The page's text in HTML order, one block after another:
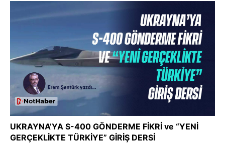
UKRAYNA’YA S-400 GÖNDERME FİKRİ ve “YENİ
GERÇEKLİKTE TÜRKİYE” GİRİŞ DERSİ